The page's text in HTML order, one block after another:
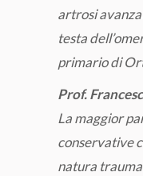
artrosi
testa
primario di
Prof.
La maggior
conservative
natura